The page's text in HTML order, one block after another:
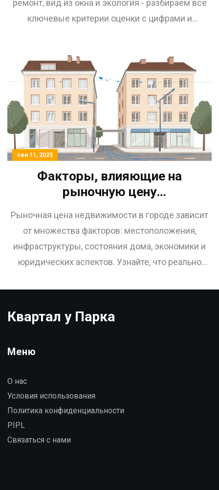
ремонт, вид из окна и экология - разбираем все
ключевые критерии оценки с цифрами и
сен 11, 2025
Факторы, влияющие на
рыночную цену
реально влияет на стоимость
квартиры
Рыночная цена недвижимости в городе зависит
от множества факторов: местоположения,
инфраструктуры, состояния дома, экономики и
юридических аспектов. Узнайте, что реально
Квартал у Парка
Меню
О нас
Условия использования
Политика конфиденциальности
PIPL
Связаться с нами